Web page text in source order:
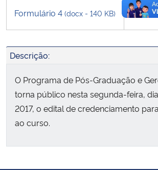
PlanaltoFormulário 4 (docx - 140 KB) Outro
Descrição:
O Programa de Pós-Graduação e
torna público nesta segunda-feira,
2017, o edital de credenciamento
ao curso.